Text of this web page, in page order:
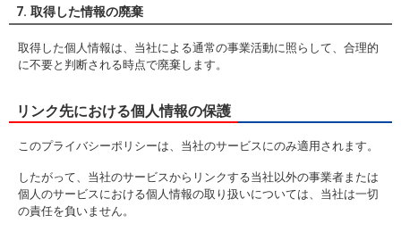
7. 取得した情報の廃棄
取得した個人情報は、当社による通常の事業活動に照らして、合理的
に不要と判断される時点で廃棄します。
リンク先における個人情報の保護
このプライバシーポリシーは、当社のサービスにのみ適用されます。
したがって、当社のサービスからリンクする当社以外の事業者または
個人のサービスにおける個人情報の取り扱いについては、当社は一切
の責任を負いません。